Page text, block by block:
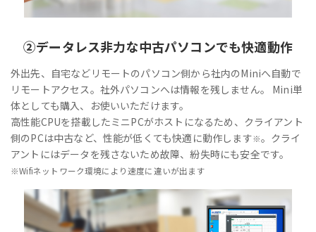
②データレス非力な中古パソコンでも快適動作
外出先、自宅などリモートのパソコン側から社内のMiniへ自動で
リモートアクセス。社外パソコンへは情報を残しません。 Mini単
体としても購入、お使いいただけます。
高性能CPUを搭載したミニPCがホストになるため、クライアント
側のPCは中古など、性能が低くても快適に動作します※。クライ
アントにはデータを残さないため故障、紛失時にも安全です。
※Wifiネットワーク環境により速度に違いが出ます